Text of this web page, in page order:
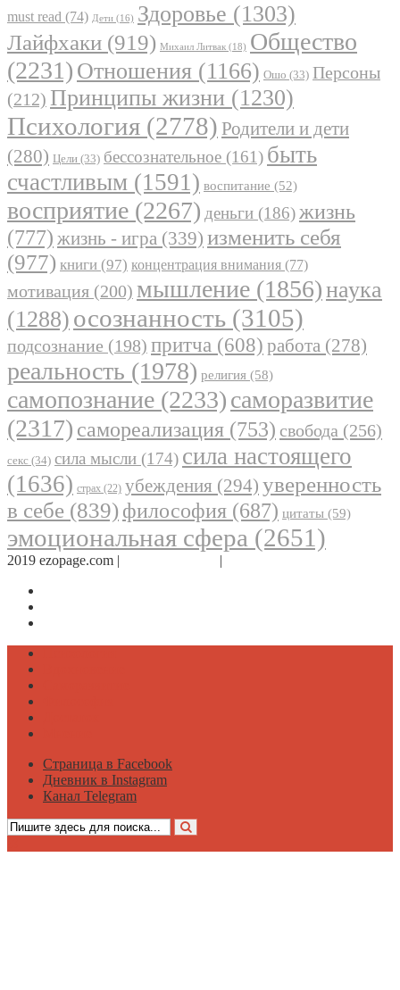
must read (74) Дети (16) Здоровье (1303)
Лайфхаки (919) Михаил Литвак (18) Общество
(2231) Отношения (1166) Ошо (33) Персоны
(212) Принципы жизни (1230)
Психология (2778) Родители и дети
(280) Цели (33) бессознательное (161) быть
счастливым (1591) воспитание (52)
восприятие (2267) деньги (186)жизнь
(777) жизнь - игра (339) изменить себя
(977) книги (97) концентрация внимания (77)
мотивация (200) мышление (1856)наука
(1288) осознанность (3105)
подсознание (198) притча (608) работа (278)
реальность (1978) религия (58)
самопознание (2233)саморазвитие
(2317) самореализация (753) свобода (256)
секс (34) сила мысли (174) сила настоящего
(1636) страх (22) убеждения (294) уверенность
в себе (839) философия (687) цитаты (59)
эмоциональная сфера (2651)
2019 ezopage.com | |
Страница в Facebook
Дневник в Instagram
Канал Telegram